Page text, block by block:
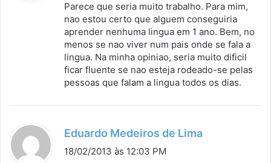
s
e
Parece que seria muito trabalho. Para mim,
nao estou certo que alguem conseguiria
aprender nenhuma lingua em 1 ano. Bem, no
menos se nao viver num pais onde se fala a
lingua. Na minha opiniao, seria muito dificil
ficar fluente se nao esteja rodeado-se pelas
pessoas que falam a lingua todos os dias.
Eduardo Medeiros de Lima
18/02/2013 às 12:03 PM